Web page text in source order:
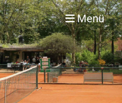
Menü